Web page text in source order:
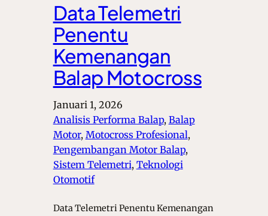
Data Telemetri
Penentu
Kemenangan
Balap Motocross
Januari 1, 2026
Analisis Performa Balap, Balap
Motor, Motocross Profesional ,
Pengembangan Motor Balap ,
Sistem Telemetri, Teknologi
Otomotif
Data Telemetri Penentu Kemenangan